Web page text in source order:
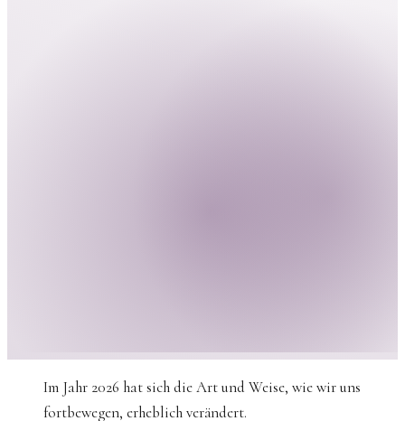
Im Jahr 2026 hat sich die Art und Weise, wie wir uns
fortbewegen, erheblich verändert.